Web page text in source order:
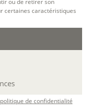
certaines caractéristiques
de confidentialité